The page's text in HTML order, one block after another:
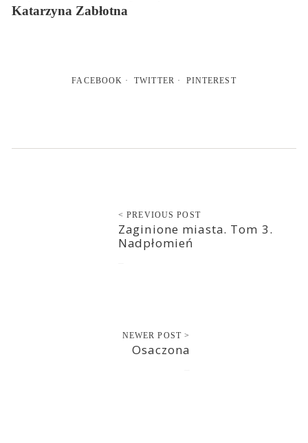
Katarzyna Zabłotna
FACEBOOK TWITTER PINTEREST
< PREVIOUS POST
Zaginione miasta. Tom 3.
Nadpłomień
NEWER POST >
Osaczona